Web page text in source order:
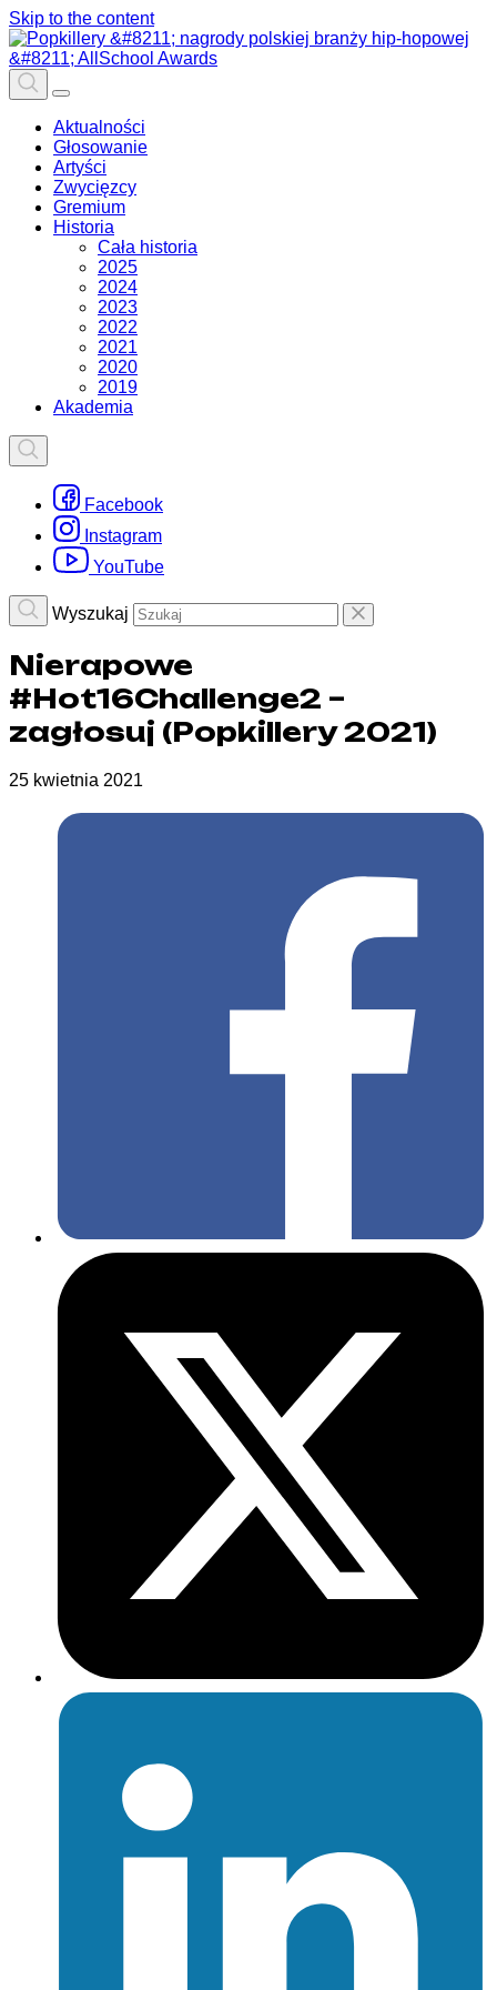
Skip to the content
Aktualności
Głosowanie
Artyści
Zwycięzcy
Gremium
Historia
Cała historia
2025
2024
2023
2022
2021
2020
2019
Akademia
Facebook
Instagram
YouTube
Wyszukaj
Nierapowe
#Hot16Challenge2 –
zagłosuj (Popkillery 2021)
25 kwietnia 2021